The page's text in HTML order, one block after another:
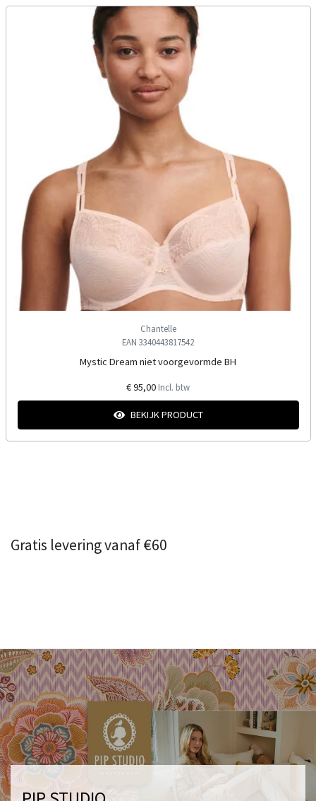
Chantelle
EAN 3340443817542
Mystic Dream niet voorgevormde BH
€ 95,00 Incl. btw
BEKIJK PRODUCT
Gratis levering vanaf €60